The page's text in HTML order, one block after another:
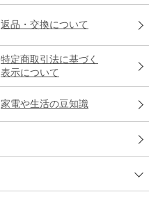
返品・交換について
特定商取引法に基づく
表示について
家電や生活の豆知識